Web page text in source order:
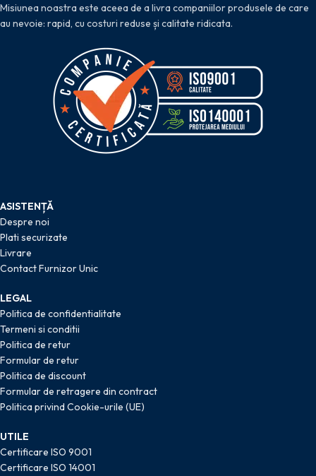
Misiunea noastra este aceea de a livra companiilor produsele de care
au nevoie: rapid, cu costuri reduse și calitate ridicata.
ASISTENȚĂ
Despre noi
Plati securizate
Livrare
Contact Furnizor Unic
LEGAL
Politica de confidentialitate
Termeni si conditii
Politica de retur
Formular de retur
Politica de discount
Formular de retragere din contract
Politica privind Cookie-urile (UE)
UTILE
Certificare ISO 9001
Certificare ISO 14001